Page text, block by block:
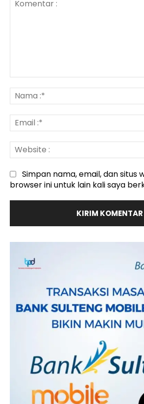
Simpan nama, email, dan situs
browser ini untuk lain kali saya